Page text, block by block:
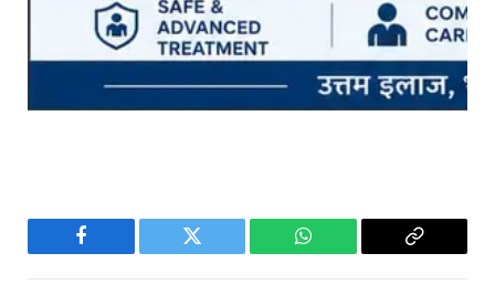
Facebook Twitter WhatsApp
Copy